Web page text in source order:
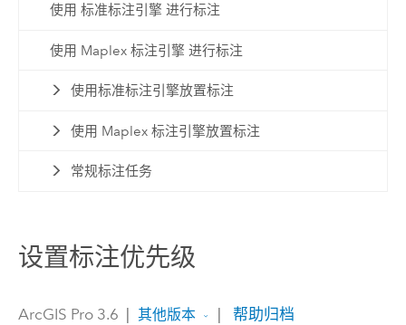
使用 标准标注引擎 进行标注
使用 Maplex 标注引擎 进行标注
使用标准标注引擎放置标注
使用 Maplex 标注引擎放置标注
常规标注任务
设置标注优先级
ArcGIS Pro 3.6 其他版本 帮助归档